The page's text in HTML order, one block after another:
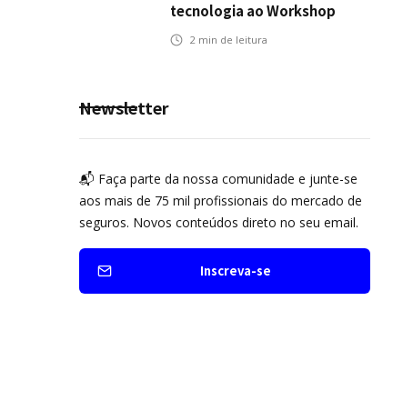
tecnologia ao Workshop
Integrativo da Poli-USP
2 min de leitura
Newsletter
📬 Faça parte da nossa comunidade e junte-se
aos mais de 75 mil profissionais do mercado de
seguros. Novos conteúdos direto no seu email.
Inscreva-se